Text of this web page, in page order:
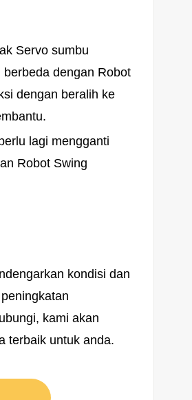
Servo sumbu
dengan Robot
dengan beralih ke
lagi mengganti
Robot Swing
kondisi dan
kami akan
terbaik untuk anda.